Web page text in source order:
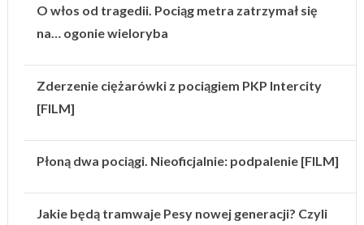
O włos od tragedii. Pociąg metra zatrzymał się
na… ogonie wieloryba
Zderzenie ciężarówki z pociągiem PKP Intercity
[FILM]
Płoną dwa pociągi. Nieoficjalnie: podpalenie [FILM]
Jakie będą tramwaje Pesy nowej generacji? Czyli